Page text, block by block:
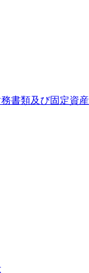
書類及び固定資